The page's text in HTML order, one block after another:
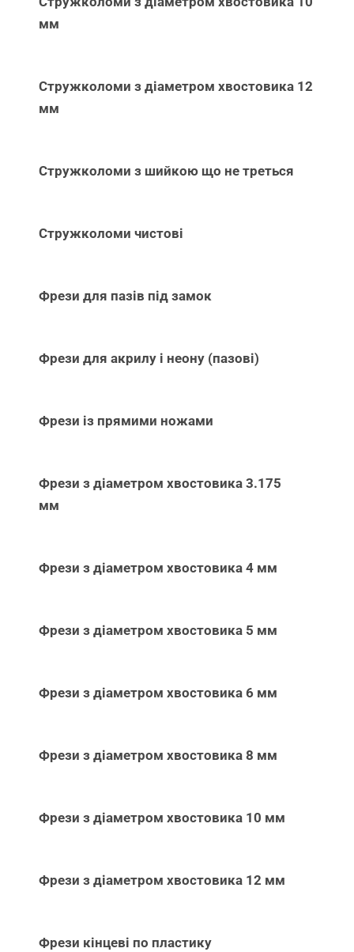
мм
Стружколоми з діаметром хвостовика 12
мм
Стружколоми з шийкою що не треться
Стружколоми чистові
Фрези для пазів під замок
Фрези для акрилу і неону (пазові)
Фрези із прямими ножами
Фрези з діаметром хвостовика 3.175
мм
Фрези з діаметром хвостовика 4 мм
Фрези з діаметром хвостовика 5 мм
Фрези з діаметром хвостовика 6 мм
Фрези з діаметром хвостовика 8 мм
Фрези з діаметром хвостовика 10 мм
Фрези з діаметром хвостовика 12 мм
Фрези кінцеві по пластику